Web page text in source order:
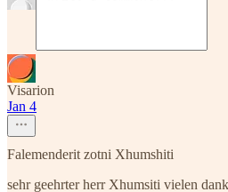
Visarion
Jan 4
Falemenderit zotni Xhumshiti
sehr geehrter herr Xhumsiti vielen